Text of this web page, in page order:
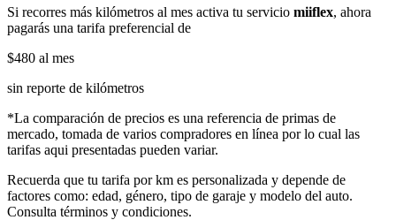
Si recorres más kilómetros al mes activa tu servicio miiflex, ahora
pagarás una tarifa preferencial de
$480 al mes
sin reporte de kilómetros
*La comparación de precios es una referencia de primas de
mercado, tomada de varios compradores en línea por lo cual las
tarifas aqui presentadas pueden variar.
Recuerda que tu tarifa por km es personalizada y depende de
factores como: edad, género, tipo de garaje y modelo del auto.
Consulta términos y condiciones.